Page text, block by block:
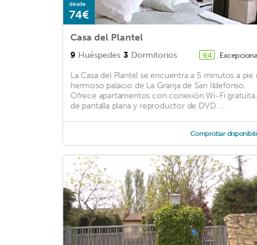
desde
74€
Casa del Plantel
9 Huéspedes 3 Dormitorios 9,4
La Casa del Plantel se encuentra a 5 minutos a pie
hermoso palacio de La Granja de San Ildefonso.
Ofrece apartamentos con conexión Wi-Fi
de pantalla plana y reproductor de DVD. ...
Comprobar